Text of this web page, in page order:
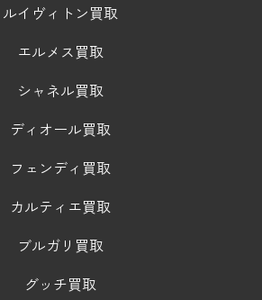
ルイヴィトン買取
エルメス買取
シャネル買取
ディオール買取
フェンディ買取
カルティエ買取
ブルガリ買取
グッチ買取